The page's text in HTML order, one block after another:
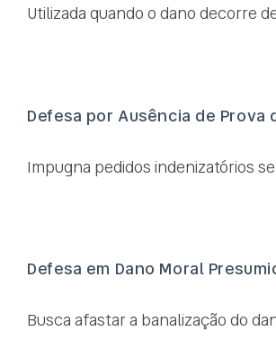
Utilizada quando o dano decorre
Defesa por Ausência de Prova
Impugna pedidos indenizatórios
Defesa em Dano Moral
Busca afastar a banalização do